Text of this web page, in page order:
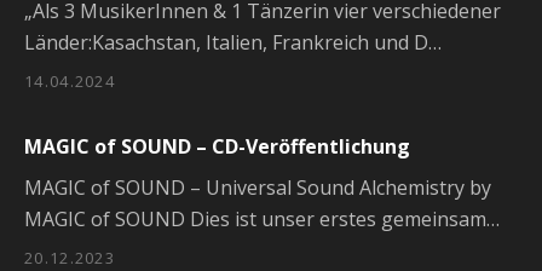
14.04.2024
„Als 3 MusikerInnen & 1 Tänzerin vier verschiedener
Länder:Kasachstan, Italien, Frankreich und D…
MAGIC of SOUND – CD-Veröffentlichung
20.12.2023
MAGIC of SOUND – Universal Sound Alchemistry by
MAGIC of SOUND Dies ist unser erstes gemeinsam…